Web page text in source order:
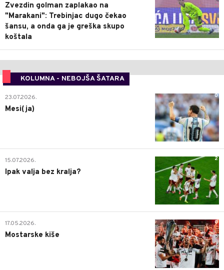
Zvezdin golman zaplakao na
"Marakani": Trebinjac dugo čekao
šansu, a onda ga je greška skupo
koštala
KOLUMNA - NEBOJŠA ŠATARA
0
23.07.2026.
Mesi(ja)
2
15.07.2026.
Ipak valja bez kralja?
0
17.05.2026.
Mostarske kiše